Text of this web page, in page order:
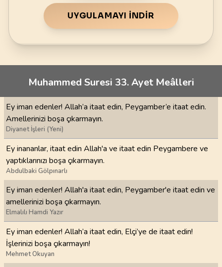
UYGULAMAYI İNDIR
Muhammed Suresi 33. Ayet Meâlleri
Ey iman edenler! Allah’a itaat edin, Peygamber’e itaat edin.
Amellerinizi boşa çıkarmayın.
Diyanet İşleri (Yeni)
Ey inananlar, itaat edin Allah'a ve itaat edin Peygambere ve
yaptıklarınızı boşa çıkarmayın.
Abdulbaki Gölpınarlı
Ey iman edenler! Allah'a itaat edin, Peygamber'e itaat edin ve
amellerinizi boşa çıkarmayın.
Elmalılı Hamdi Yazır
Ey iman edenler! Allah’a itaat edin, Elçi’ye de itaat edin!
İşlerinizi boşa çıkarmayın!
Mehmet Okuyan